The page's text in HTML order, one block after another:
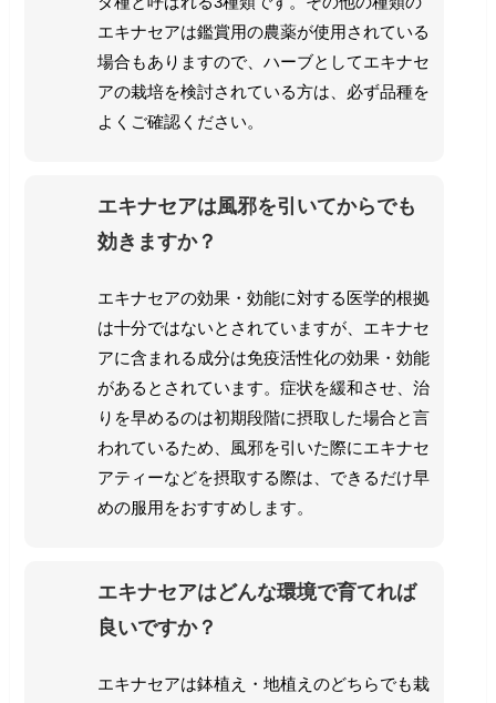
エキナセアは鑑賞用の農薬が使用されている
場合もありますので、ハーブとしてエキナセ
アの栽培を検討されている方は、必ず品種を
よくご確認ください。
エキナセアは風邪を引いてからでも
効きますか？
エキナセアの効果・効能に対する医学的根拠
は十分ではないとされていますが、エキナセ
アに含まれる成分は免疫活性化の効果・効能
があるとされています。 症状を緩和させ、治
りを早めるのは初期段階に摂取した場合と言
われているため、風邪を引いた際にエキナセ
アティーなどを摂取する際は、できるだけ早
めの服用をおすすめします。
エキナセアはどんな環境で育てれば
良いですか？
エキナセアは鉢植え・地植えのどちらでも栽